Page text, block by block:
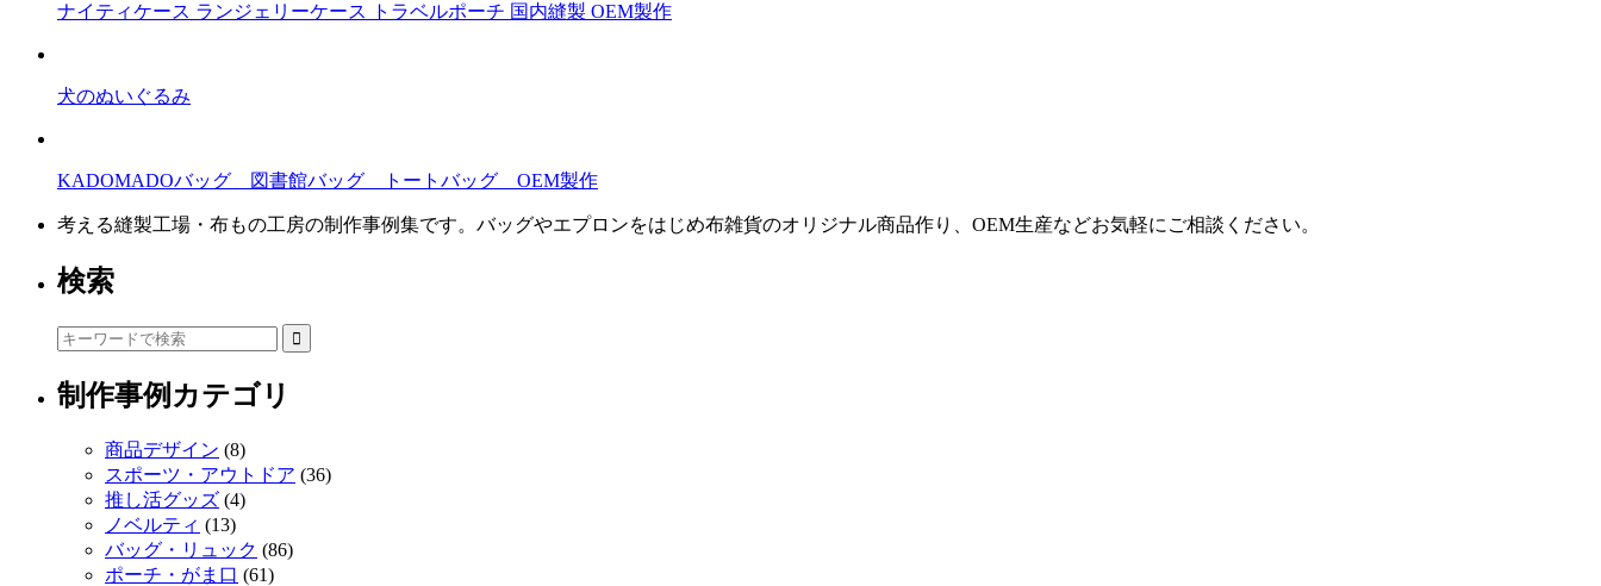
ナイティケース ランジェリーケース トラベルポーチ 国内縫製 OEM製作
犬のぬいぐるみ
KADOMADOバッグ 図書館バッグ トートバッグ OEM製作
考える縫製工場・布もの工房の制作事例集です。バッグやエプロンをはじめ布雑貨のオリジナル商品作り、OEM生産などお気軽にご相談ください。
検索
制作事例カテゴリ
商品デザイン (8)
スポーツ・アウトドア (36)
推し活グッズ (4)
ノベルティ (13)
バッグ・リュック (86)
ポーチ・がま口 (61)